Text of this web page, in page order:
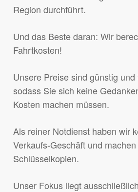
Region durchführt.
Und das Beste daran: Wir
Fahrtkosten!
Unsere Preise sind günstig
sodass Sie sich keine
Kosten machen müssen.
Als reiner Notdienst haben wir
Verkaufs-Geschäft und
Schlüsselkopien.
Unser Fokus liegt